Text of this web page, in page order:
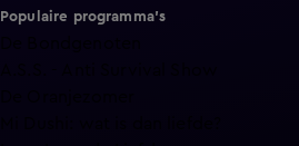
Populaire programma's